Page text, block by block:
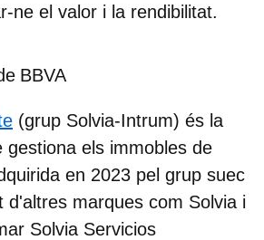
ne el valor i la rendibilitat.
BBVA
(grup Solvia-Intrum) és la
gestiona els immobles de
en 2023 pel grup suec
d'altres marques com Solvia i
Solvia Servicios